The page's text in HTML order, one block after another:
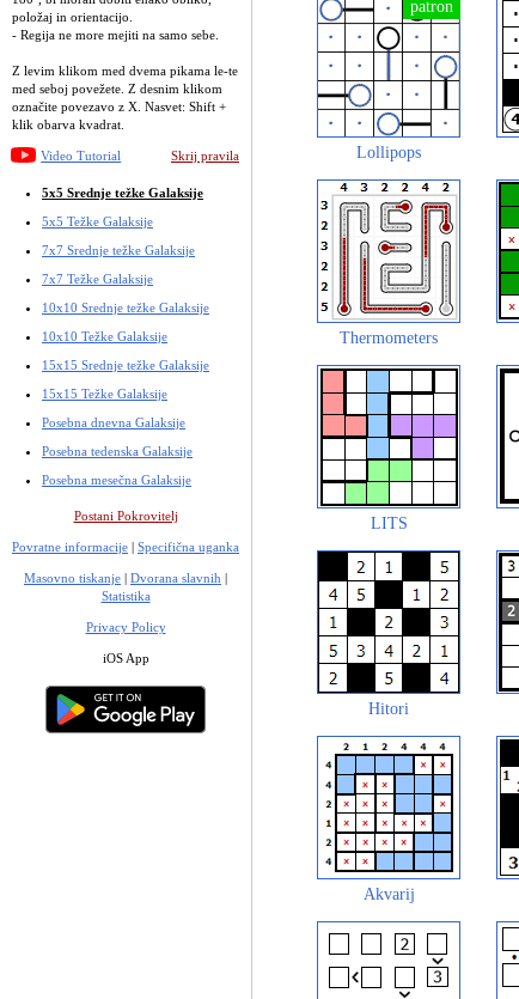
položaj in orientacijo.
- Regija ne more mejiti na samo sebe.
Z levim klikom med dvema pikama le-te
med seboj povežete. Z desnim klikom
označite povezavo z X. Nasvet: Shift +
klik obarva kvadrat.
Video Tutorial Skrij pravila
5x5 Srednje težke Galaksije
5x5 Težke Galaksije
7x7 Srednje težke Galaksije
7x7 Težke Galaksije
10x10 Srednje težke Galaksije
10x10 Težke Galaksije
15x15 Srednje težke Galaksije
15x15 Težke Galaksije
Posebna dnevna Galaksije
Posebna tedenska Galaksije
Posebna mesečna Galaksije
Postani Pokrovitelj
Povratne informacije | Specifična uganka
Masovno tiskanje | Dvorana slavnih |
Statistika
Privacy Policy
iOS App
Lollipops
Thermometers
LITS
Hitori
Akvarij